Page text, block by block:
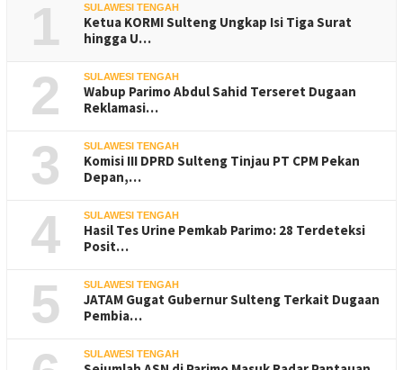
1 SULAWESI TENGAH
Ketua KORMI Sulteng Ungkap Isi Tiga Surat
hingga U…
2 SULAWESI TENGAH
Wabup Parimo Abdul Sahid Terseret Dugaan
Reklamasi…
3 SULAWESI TENGAH
Komisi III DPRD Sulteng Tinjau PT CPM Pekan
Depan,…
4 SULAWESI TENGAH
Hasil Tes Urine Pemkab Parimo: 28 Terdeteksi
Posit…
5 SULAWESI TENGAH
JATAM Gugat Gubernur Sulteng Terkait Dugaan
Pembia…
SULAWESI TENGAH